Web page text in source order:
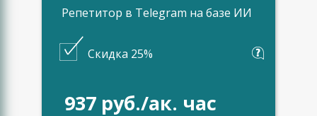
Репетитор в Telegram на базе ИИ
Скидка 25%
937 руб./ак. час